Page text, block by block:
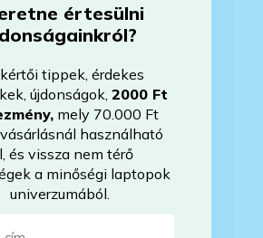
vannak előre
laptopra?
magyar/magyar
külföldi kiosztású
értesülni
tippek, érdekes
újdonságok,2000 Ft
, mely 70.000 Ft
használható
és vissza nem térő
a minőségi laptopok
univerzumából.